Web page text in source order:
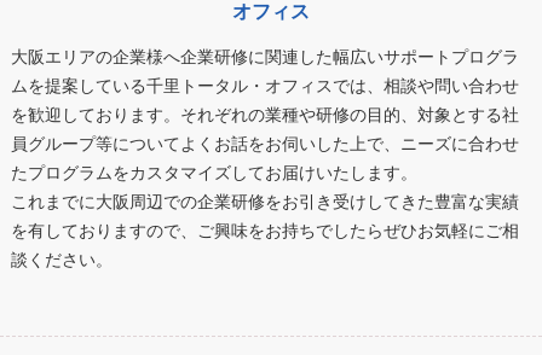
オフィス
大阪エリアの企業様へ企業研修に関連した幅広いサポートプログラ
ムを提案している千里トータル・オフィスでは、相談や問い合わせ
を歓迎しております。それぞれの業種や研修の目的、対象とする社
員グループ等についてよくお話をお伺いした上で、ニーズに合わせ
たプログラムをカスタマイズしてお届けいたします。
これまでに大阪周辺での企業研修をお引き受けしてきた豊富な実績
を有しておりますので、ご興味をお持ちでしたらぜひお気軽にご相
談ください。